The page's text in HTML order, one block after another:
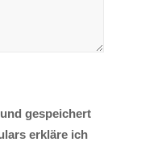
gespeichert
erkläre ich